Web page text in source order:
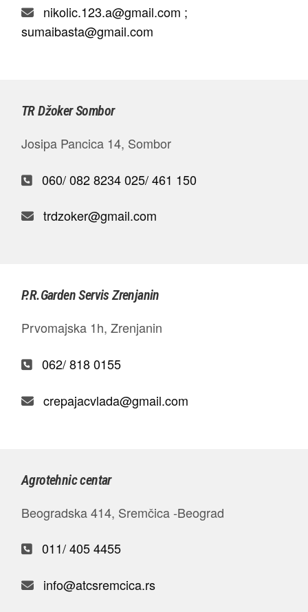
nikolic.123.a@gmail.com ;
sumaibasta@gmail.com
TR Džoker Sombor
Josipa Pancica 14, Sombor
060/ 082 8234025/ 461 150
trdzoker@gmail.com
P.R.Garden Servis Zrenjanin
Prvomajska 1h, Zrenjanin
062/ 818 0155
crepajacvlada@gmail.com
Agrotehnic centar
Beogradska 414, Sremčica -Beograd
011/ 405 4455
info@atcsremcica.rs